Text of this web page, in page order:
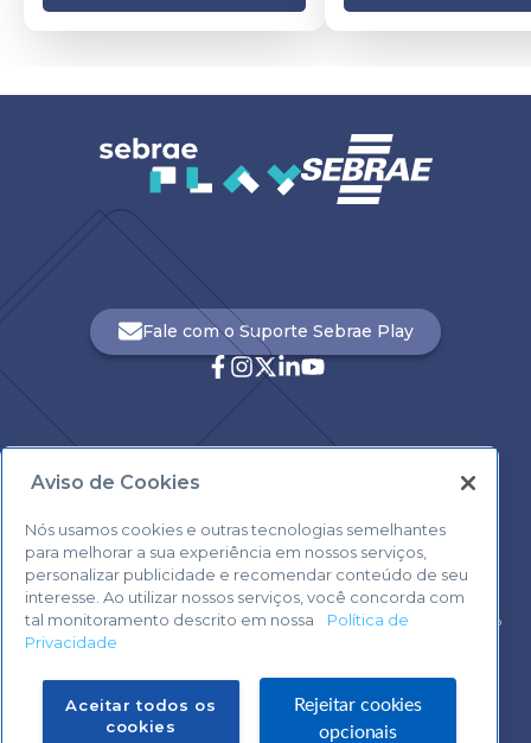
0800 570 0800
Fale com o Suporte Sebrae Play
Voltar ao topo
Aviso de Cookies
Nós usamos cookies e outras tecnologias semelhantes
para melhorar a sua experiência em nossos serviços,
personalizar publicidade e recomendar conteúdo de seu
interesse. Ao utilizar nossos serviços, você concorda com
tal monitoramento descrito em nossa
Política de
Privacidade
Aceitar todos os
cookies
Rejeitar cookies
opcionais